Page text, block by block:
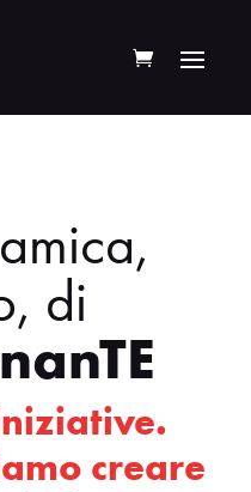
di
creare